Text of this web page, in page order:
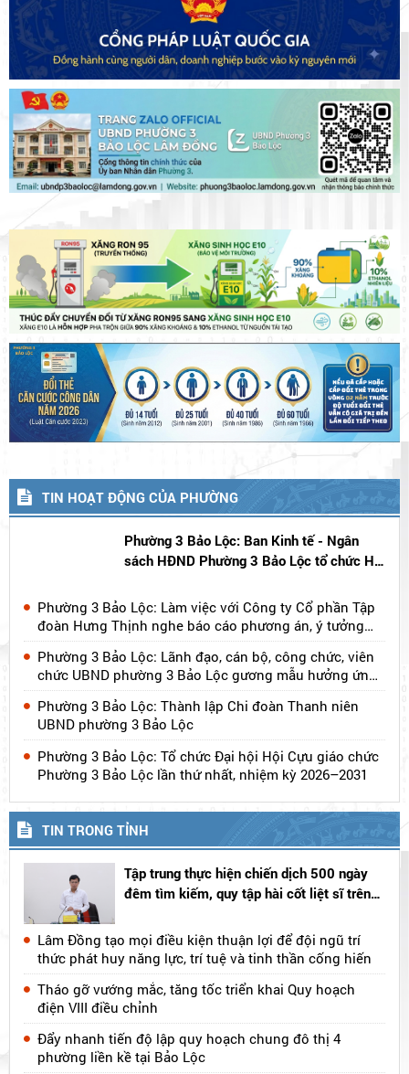
TIN HOẠT ĐỘNG CỦA PHƯỜNG
Phường 3 Bảo Lộc: Ban Kinh tế - Ngân
sách HĐND Phường 3 Bảo Lộc tổ chức Hội
nghị thẩm tra các nội dung trình Kỳ họp thứ
4 (Kỳ họp chuyên đề) HĐND phường khóa
II, nhiệm kỳ 2026 - 2031
Phường 3 Bảo Lộc: Làm việc với Công ty Cổ phần Tập
đoàn Hưng Thịnh nghe báo cáo phương án, ý tưởng
quy hoạch khu Sapung – Đại Bình
Phường 3 Bảo Lộc: Lãnh đạo, cán bộ, công chức, viên
chức UBND phường 3 Bảo Lộc gương mẫu hưởng ứng
đóng góp Quỹ Đền ơn đáp nghĩa năm 2026
Phường 3 Bảo Lộc: Thành lập Chi đoàn Thanh niên
UBND phường 3 Bảo Lộc
Phường 3 Bảo Lộc: Tổ chức Đại hội Hội Cựu giáo chức
Phường 3 Bảo Lộc lần thứ nhất, nhiệm kỳ 2026–2031
TIN TRONG TỈNH
Tập trung thực hiện chiến dịch 500 ngày
đêm tìm kiếm, quy tập hài cốt liệt sĩ trên
địa bàn tỉnh Lâm Đồng
Lâm Đồng tạo mọi điều kiện thuận lợi để đội ngũ trí
thức phát huy năng lực, trí tuệ và tinh thần cống hiến